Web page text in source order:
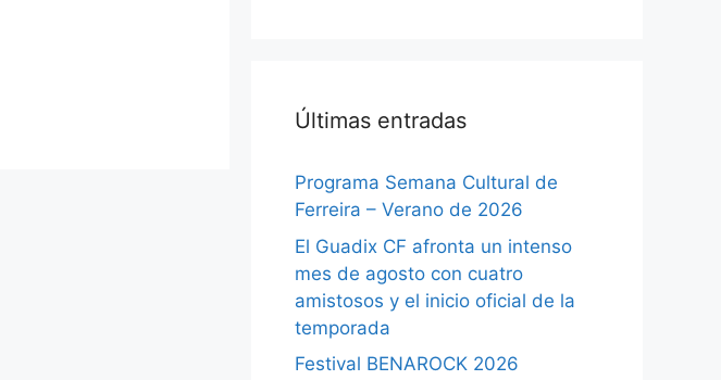
Últimas entradas
Programa Semana Cultural de
Ferreira – Verano de 2026
El Guadix CF afronta un intenso
mes de agosto con cuatro
amistosos y el inicio oficial de la
temporada
Festival BENAROCK 2026